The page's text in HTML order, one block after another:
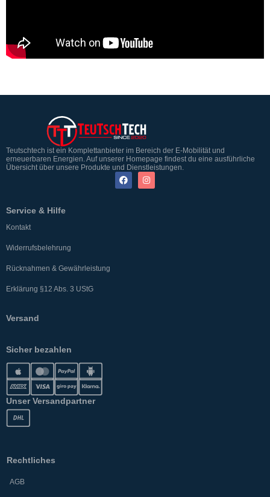
Teutschtech ist ein Komplettanbieter im Bereich der E-Mobilität und
erneuerbaren Energien. Auf unserer Homepage findest du eine ausführliche
Übersicht über unsere Produkte und Dienstleistungen.
Service & Hilfe
Kontakt
Widerrufsbelehrung
Rücknahmen & Gewährleistung
Erklärung §12 Abs. 3 UStG
Versand
Sicher bezahlen
Unser Versandpartner
Rechtliches
AGB